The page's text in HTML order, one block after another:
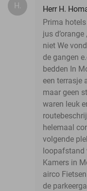
H.
Herr H.
Prima
jus
niet We
de gangen
bedden In
een terrasje
maar geen
waren leuk
helemaal
volgende
loopafstand
Kamers in
airco
de